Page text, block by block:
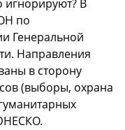
игнорируют? В
по
Генеральной
Направления
в сторону
(выборы, охрана